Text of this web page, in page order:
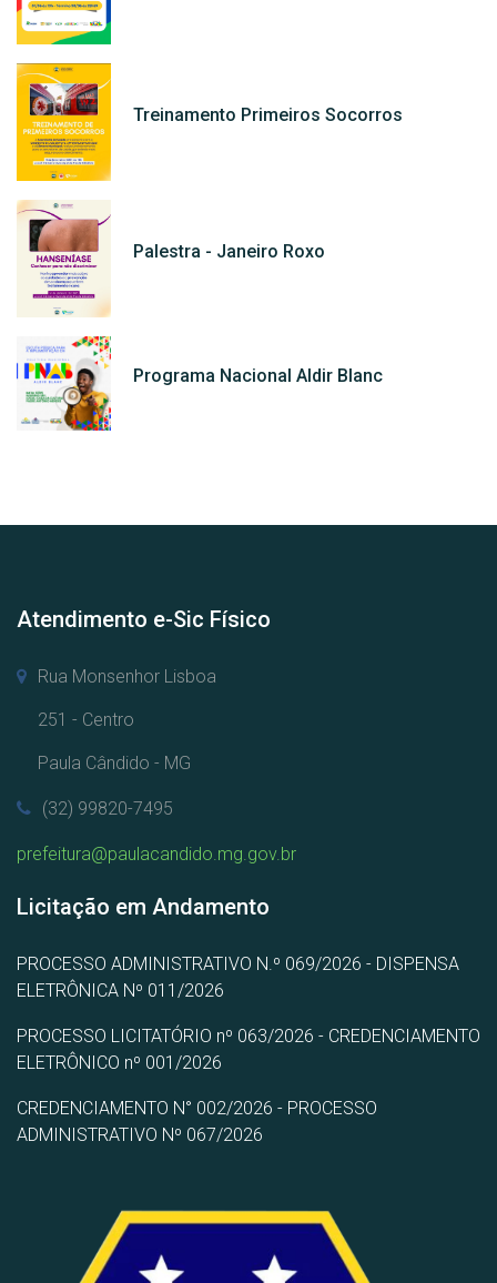
Treinamento Primeiros Socorros
Palestra - Janeiro Roxo
Programa Nacional Aldir Blanc
Atendimento e-Sic Físico
Rua Monsenhor Lisboa
251 - Centro
Paula Cândido - MG
(32) 99820-7495
prefeitura@paulacandido.mg.gov.br
Licitação em Andamento
PROCESSO ADMINISTRATIVO N.º 069/2026 - DISPENSA
ELETRÔNICA Nº 011/2026
PROCESSO LICITATÓRIO nº 063/2026 - CREDENCIAMENTO
ELETRÔNICO nº 001/2026
CREDENCIAMENTO N° 002/2026 - PROCESSO
ADMINISTRATIVO Nº 067/2026